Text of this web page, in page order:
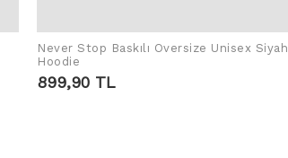
Never Stop Baskılı Oversize Unisex Siyah
Hoodie
899,90 TL